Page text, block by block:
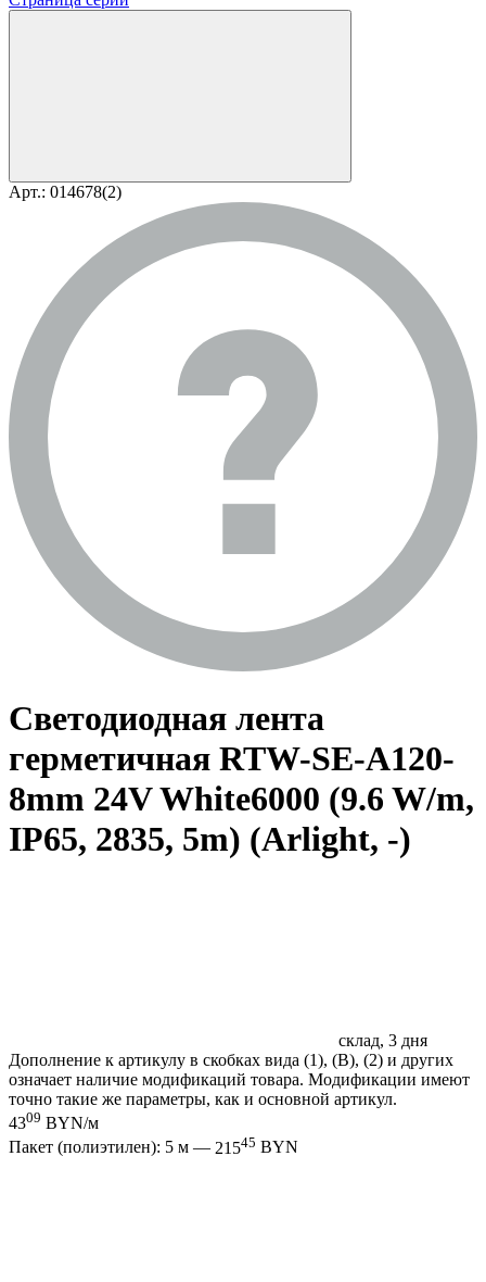
Арт.: 014678(2)
Светодиодная лента
герметичная RTW-SE-A120-
8mm 24V White6000 (9.6 W/m,
IP65, 2835, 5m) (Arlight, -)
склад, 3 дня
Дополнение к артикулу в скобках вида (1), (B), (2) и других
означает наличие модификаций товара. Модификации имеют
точно такие же параметры, как и основной артикул.
4309 BYN/м
Пакет (полиэтилен): 5 м — 21545 BYN